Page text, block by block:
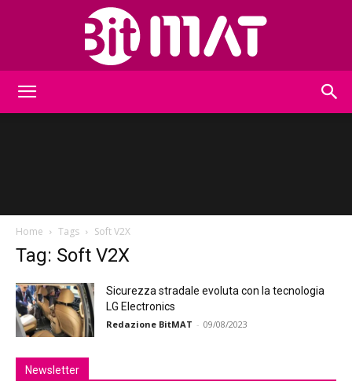
Home Tags Soft V2X
Tag: Soft V2X
Sicurezza stradale evoluta con la tecnologia
LG Electronics
Redazione BitMAT - 09/08/2023
Newsletter